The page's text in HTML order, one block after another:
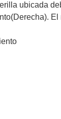
ubicada